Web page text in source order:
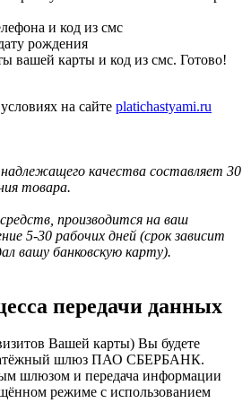
и код из смс
рождения
вашей карты и код из смс. Готово!
на сайте platichastyami.ru
качества составляет 30
товара.
производится на ваш
5-30 рабочих дней (срок зависит
вашу банковскую карту).
передачи данных
Вашей карты) Вы будете
шлюз ПАО СБЕРБАНК.
шлюзом и передача информации
режиме с использованием